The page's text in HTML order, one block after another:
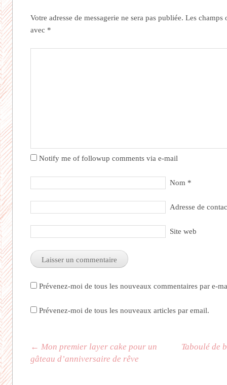
Votre adresse de messagerie ne sera pas publiée. Les champs
avec *
Notify me of followup comments via e-mail
Nom *
Adresse de
Site web
Prévenez-moi de tous les nouveaux commentaires par e-
Prévenez-moi de tous les nouveaux articles par email.
Navigation des articles
← Mon premier layer cake pour un
gâteau d’anniversaire de rêve
Taboulé de